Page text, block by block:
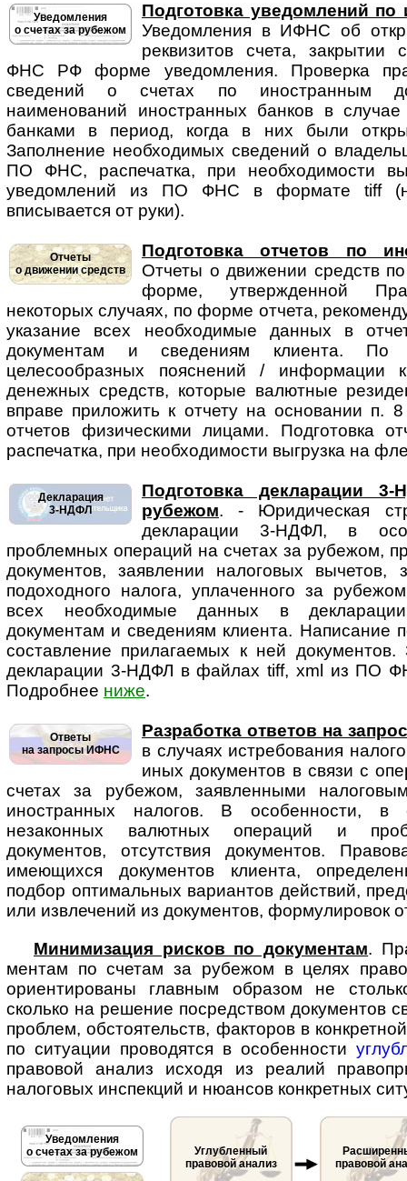
Уведомления
о счетах за рубежом
Подготовка уведомлений по
Уведомления в ИФНС об
реквизитов счета, закрытии
ФНС РФ форме уведомления. Проверка
сведений о счетах по иностранным
наименований иностранных банков в
банками в период, когда в них были
Заполнение необходимых сведений о
ПО ФНС, распечатка, при необходимости
уведомлений из ПО ФНС в формате tiff
вписывается от руки).
Отчеты
о движении средств
Подготовка отчетов по
Отчеты о движении средств
форме, утвержденной
некоторых случаях, по форме отчета,
указание всех необходимые данных в
документам и сведениям клиента. По
целесообразных пояснений / информации
денежных средств, которые валютные
вправе приложить к отчету на основании п.
отчетов физическими лицами. Подготовка
распечатка, при необходимости выгрузка на
Декларация
3-НДФЛ
Подготовка декларации
рубежом. - Юридическая
декларации 3-НДФЛ, в
проблемных операций на счетах за рубежом,
документов, заявлении налоговых вычетов,
подоходного налога, уплаченного за
всех необходимые данных в
документам и сведениям клиента. Написание
составление прилагаемых к ней документов.
декларации 3-НДФЛ в файлах tiff, xml из ПО
Подробнее ниже.
Ответы
на запросы ИФНС
Разработка ответов на
в случаях истребования
иных документов в связи с
счетах за рубежом, заявленными
иностранных налогов. В особенности, в
незаконных валютных операций и
документов, отсутствия документов.
имеющихся документов клиента,
подбор оптимальных вариантов действий,
или извлечений из документов, формулировок
Минимизация рисков по документам.
мен­там по счетам за рубежом в целях
ориентированы главным образом не
сколько на решение посредством документов
проблем, обстоятельств, факторов в
по ситуации проводятся в особенности
правовой анализ исходя из реалий
налоговых инспекций и нюансов конкретных
Уведомления
о счетах за рубежом
Углубленный
правовой анализ
правовой